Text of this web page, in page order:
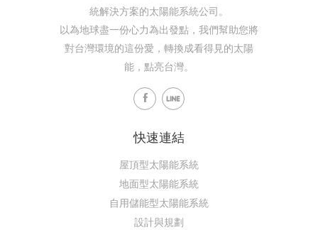
統解決方案的太陽能系統公司。
以為地球盡一份心力為出發點，我們幫助您將
對台灣環境的這份愛，轉換成看得見的太陽
能，點亮台灣。
快速連結
屋頂型太陽能系統
地面型太陽能系統
自用儲能型太陽能系統
設計與規劃